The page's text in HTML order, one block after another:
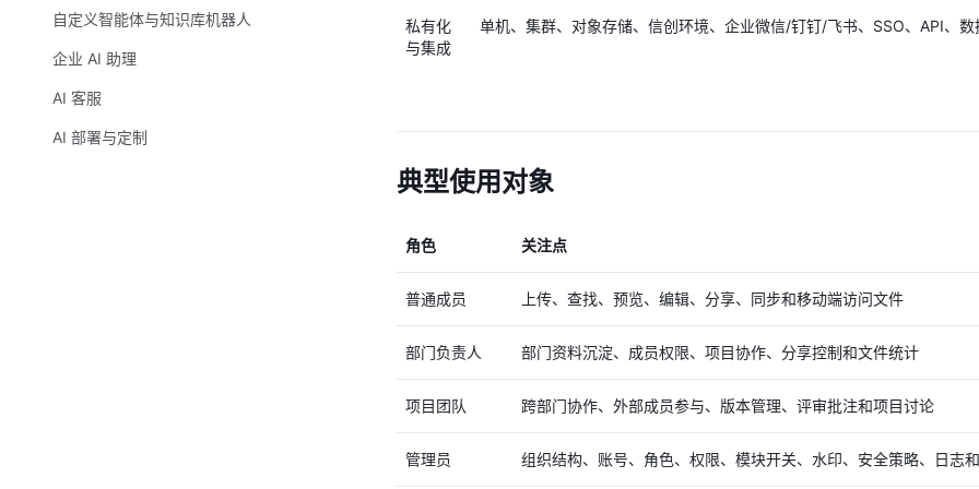
自定义智能体与知识库机器人
企业 AI 助理
AI 客服
AI 部署与定制
私有化
与集成
单机、集群、对象存储、信创环境、企业微信/钉钉/飞书、SSO、API、数
典型使用对象
角色 关注点
普通成员 上传、查找、预览、编辑、分享、同步和移动端访问文件
部门负责人 部门资料沉淀、成员权限、项目协作、分享控制和文件统计
项目团队 跨部门协作、外部成员参与、版本管理、评审批注和项目讨论
管理员 组织结构、账号、角色、权限、模块开关、水印、安全策略、日志